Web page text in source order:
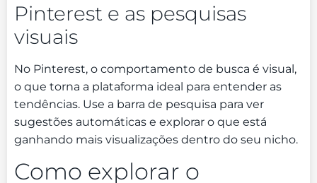
Pinterest e as pesquisas
visuais
No Pinterest, o comportamento de busca é visual,
o que torna a plataforma ideal para entender as
tendências. Use a barra de pesquisa para ver
sugestões automáticas e explorar o que está
ganhando mais visualizações dentro do seu nicho.
Como explorar o